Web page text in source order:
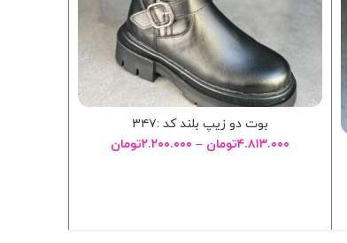
بوت دو زیپ بلند کد :۳۴۷
۴.۸۱۳.۰۰۰تومان – ۲.۲۰۰.۰۰۰تومان